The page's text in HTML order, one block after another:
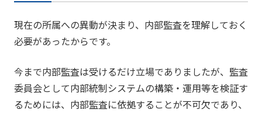
現在の所属への異動が決まり、内部監査を理解しておく
必要があったからです。
今まで内部監査は受けるだけ立場でありましたが、監査
委員会として内部統制システムの構築・運用等を検証す
るためには、内部監査に依拠することが不可欠であり、